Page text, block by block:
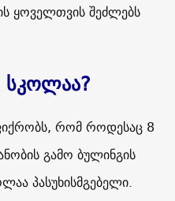
ყოველთვის შეძლებს
სკოლაა?
რომ როდესაც 8
გამო ბულინგის
პასუხისმგებელი.